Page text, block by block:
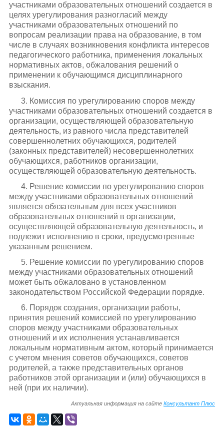
участниками образовательных отношений создается в
целях урегулирования разногласий между
участниками образовательных отношений по
вопросам реализации права на образование, в том
числе в случаях возникновения конфликта интересов
педагогического работника, применения локальных
нормативных актов, обжалования решений о
применении к обучающимся дисциплинарного
взыскания.
3. Комиссия по урегулированию споров между
участниками образовательных отношений создается в
организации, осуществляющей образовательную
деятельность, из равного числа представителей
совершеннолетних обучающихся, родителей
(законных представителей) несовершеннолетних
обучающихся, работников организации,
осуществляющей образовательную деятельность.
4. Решение комиссии по урегулированию споров
между участниками образовательных отношений
является обязательным для всех участников
образовательных отношений в организации,
осуществляющей образовательную деятельность, и
подлежит исполнению в сроки, предусмотренные
указанным решением.
5. Решение комиссии по урегулированию споров
между участниками образовательных отношений
может быть обжаловано в установленном
законодательством Российской Федерации порядке.
6. Порядок создания, организации работы,
принятия решений комиссией по урегулированию
споров между участниками образовательных
отношений и их исполнения устанавливается
локальным нормативным актом, который принимается
с учетом мнения советов обучающихся, советов
родителей, а также представительных органов
работников этой организации и (или) обучающихся в
ней (при их наличии).
Актуальная информация на сайтеКонсультант Плюс